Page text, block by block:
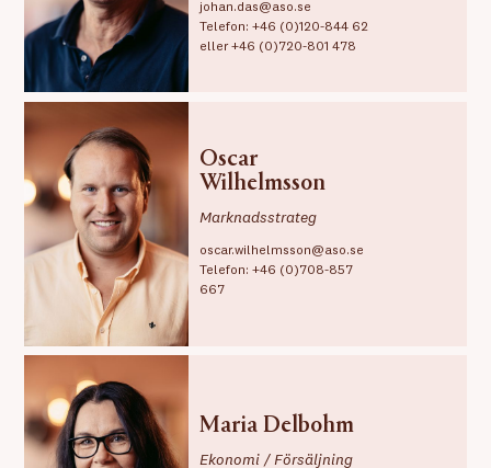
johan.das@aso.se
Telefon:+46 (0)120-844 62
eller+46 (0)720-801 478
Oscar
Wilhelmsson
Marknadsstrateg
oscar.wilhelmsson@aso.se
Telefon:+46 (0)708-857
667
Maria Delbohm
Ekonomi / Försäljning